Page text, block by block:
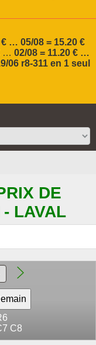
… 05/08 = 15.20 €
… 02/08 = 11.20 € …
06 r8-311 en 1 seul
DE
LAVAL
C8